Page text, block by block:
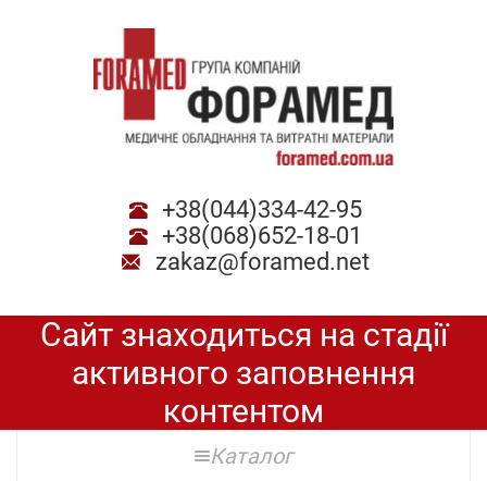
+38(044)334-42-95
+38(068)652-18-01
zakaz@foramed.net
Сайт знаходиться на стадії
активного заповнення
контентом
Каталог